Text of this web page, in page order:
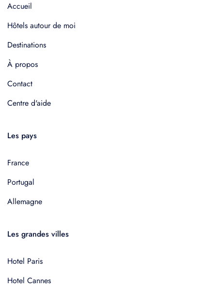
Accueil
Hôtels autour de moi
Destinations
À propos
Contact
Centre d'aide
Les pays
France
Portugal
Allemagne
Les grandes villes
Hotel Paris
Hotel Cannes